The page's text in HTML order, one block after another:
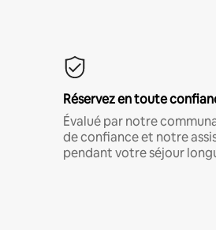
Réservez en toute
Évalué par notre
de confiance et notre
pendant votre séjour